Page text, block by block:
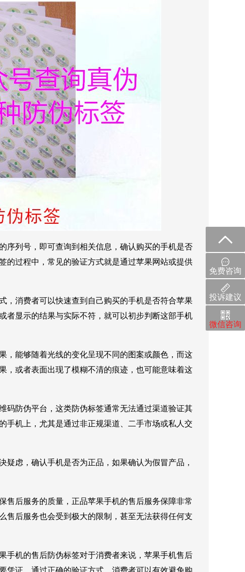
序列号，即可查询到相关信息，确认购买的手机是否
的过程中，常见的验证方式就是通过苹果网站或提供
，消费者可以快速查到自己购买的手机是否符合苹果
者显示的结果与实际不符，就可以初步判断这部手机
，能够随着光线的变化呈现不同的图案或颜色，而这
，或者表面出现了模糊不清的痕迹，也可能意味着这
码防伪平台，这类防伪标签通常无法通过渠道验证其
手机上，尤其是通过非正规渠道、二手市场或私人交
虑，确认手机是否为正品，如果确认为假冒产品，
售后服务的质量，正品苹果手机的售后服务保障非常
售后服务也会受到极大的限制，甚至无法获得任何支
手机的售后防伪标签对于消费者来说，苹果手机售后
凭证，通过正确的验证方式，消费者可以有效避免购
免费咨询
投诉建议
微信咨询